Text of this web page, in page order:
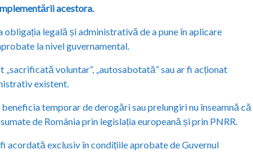
acestora.
obligația legală și administrativă de a pune în aplicare
la nivel guvernamental.
voluntar”, „autosabotată” sau ar fi acționat
existent.
temporar de derogări sau prelungiri nu înseamnă că
de România prin legislația europeană și prin PNRR.
acordată exclusiv în condițiile aprobate de Guvernul